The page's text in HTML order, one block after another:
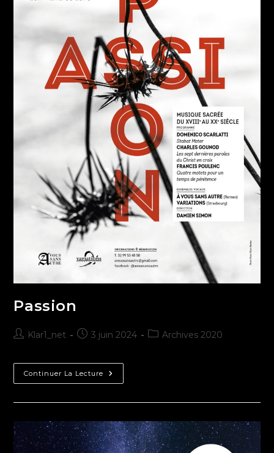
Passion
Klar1_net 3 juin 2024 Archives 2020
Continuer La Lecture